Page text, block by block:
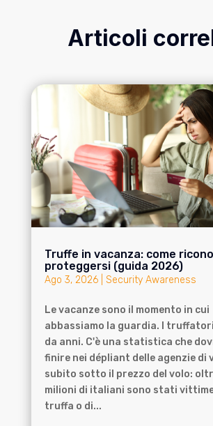
Articoli
Truffe in vacanza: come
proteggersi (guida 2026)
Ago 3, 2026| Security Awareness
Le vacanze sono il momento in cui
abbassiamo la guardia. I
da anni. C'è una statistica che
finire nei dépliant delle agenzie di
subito sotto il prezzo del volo:
milioni di italiani sono stati
truffa o di...